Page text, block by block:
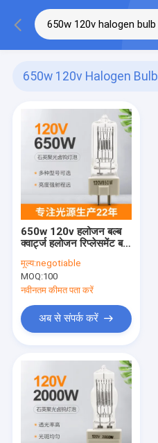
650w 120v Halogen Bulb
650w 120v हलोजन बल्ब
क्वार्ट्ज हलोजन रिप्लेसमेंट बल्ब
मूल्य:negotiable
MOQ:100
नवीनतम कीमत पता करें
अब से संपर्क करें